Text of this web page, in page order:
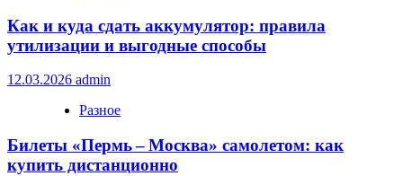
Как и куда сдать аккумулятор: правила
утилизации и выгодные способы
12.03.2026 admin
Разное
Билеты «Пермь – Москва» самолетом: как
купить дистанционно